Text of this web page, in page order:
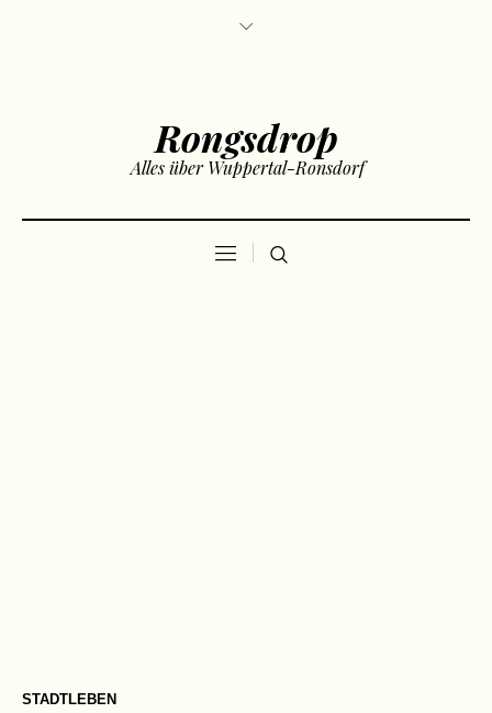
Rongsdrop
Alles über Wuppertal-Ronsdorf
STADTLEBEN